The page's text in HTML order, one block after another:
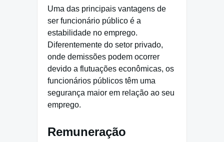
Uma das principais vantagens de
ser funcionário público é a
estabilidade no emprego.
Diferentemente do setor privado,
onde demissões podem ocorrer
devido a flutuações econômicas, os
funcionários públicos têm uma
segurança maior em relação ao seu
emprego.
Remuneração